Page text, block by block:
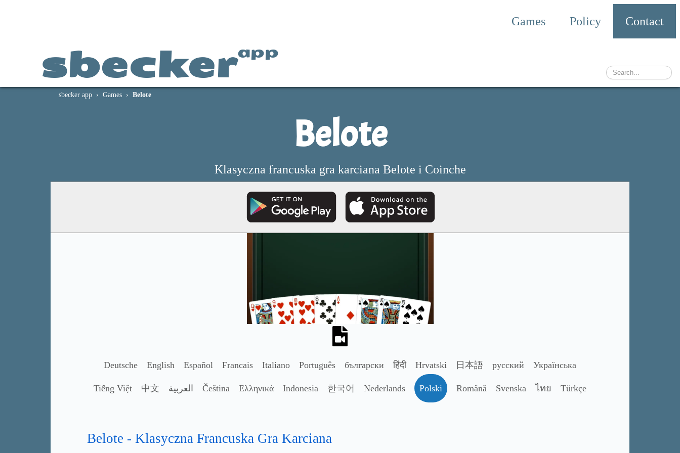
Games Policy Contact
sbeckerapp
sbecker app Games Belote
Belote
Klasyczna francuska gra karciana Belote i Coinche
Deutsche English Español Francais Italiano Português български हिंदी Hrvatski 日本語 русский Українська
Tiếng Việt 中文 العربية Čeština Ελληνικά Indonesia 한국어 Nederlands Polski Română Svenska ไทย Türkçe
Belote - Klasyczna Francuska Gra Karciana